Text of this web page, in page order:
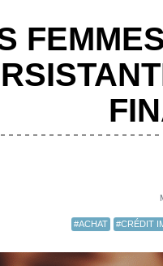
#ACHAT #CRÉDIT